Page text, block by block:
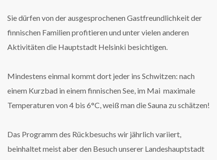
Sie dürfen von der ausgesprochenen Gastfreundlichkeit der
finnischen Familien profitieren und unter vielen anderen
Aktivitäten die Hauptstadt Helsinki besichtigen.
Mindestens einmal kommt dort jeder ins Schwitzen: nach
einem Kurzbad in einem finnischen See, im Mai maximale
Temperaturen von 4 bis 6°C, weiß man die Sauna zu schätzen!
Das Programm des Rückbesuchs wir jährlich variiert,
beinhaltet meist aber den Besuch unserer Landeshauptstadt